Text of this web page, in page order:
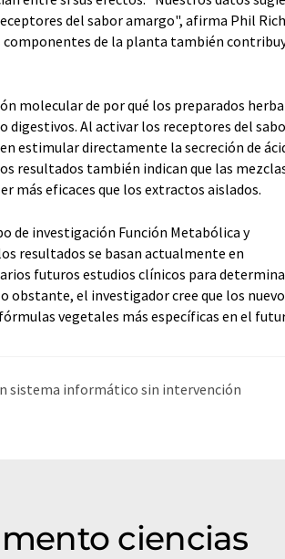
del sabor amargo", afirma Phil
de la planta también
molecular de por qué los preparados
digestivos. Al activar los receptores del
estimular directamente la secreción de
resultados también indican que las
más eficaces que los extractos aislados.
de investigación Función Metabólica y
resultados se basan actualmente en
futuros estudios clínicos para
obstante, el investigador cree que los
vegetales más específicas en el
sistema informático sin intervención
ciencias